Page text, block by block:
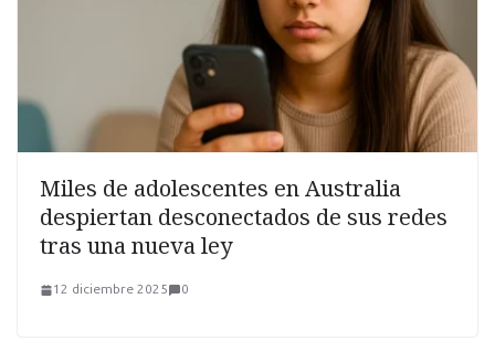
Miles de adolescentes en Australia
despiertan desconectados de sus redes
tras una nueva ley
12 diciembre 2025 0